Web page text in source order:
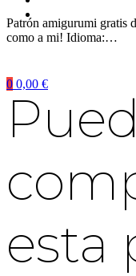
0 0,00 €
Patrón amigurumi gratis
como a mi! Idioma:…
esta